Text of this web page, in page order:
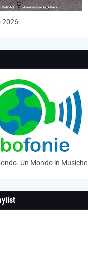
2026
Un Mondo in Musiche